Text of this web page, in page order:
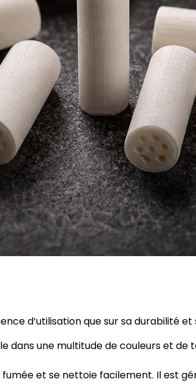
d’utilisation que sur sa durabilité
dans une multitude de couleurs et de
fumée et se nettoie facilement. Il est